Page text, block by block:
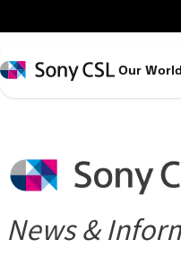
イ
ン
コ
ツ
ス
Sony
Our
News &